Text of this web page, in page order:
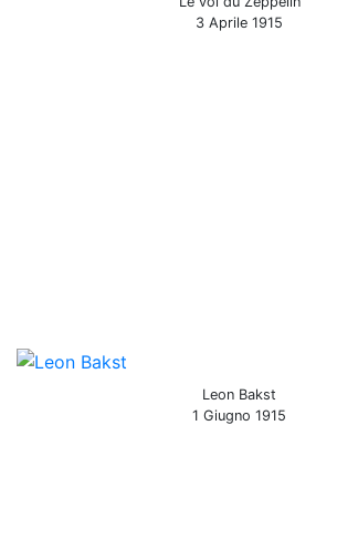
3 Aprile 1915
Leon Bakst
1 Giugno 1915